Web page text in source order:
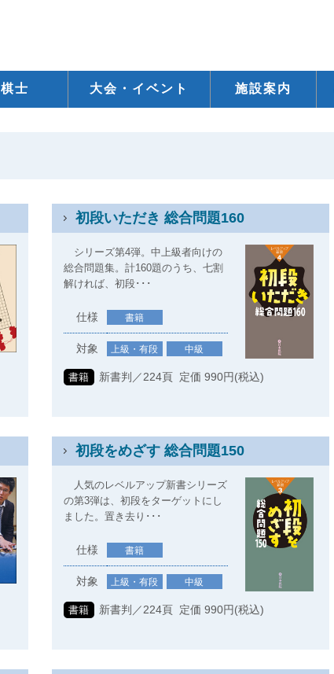
棋士 大会・イベント 施設案内
初段いただき 総合問題160
シリーズ第4弾。中上級者向けの
総合問題集。計160題のうち、七割
解ければ、初段･･･
仕様 書籍
対象 上級・有段 中級
書籍 新書判／224頁 定価 990円(税込)
初段をめざす 総合問題150
人気のレベルアップ新書シリーズ
の第3弾は、初段をターゲットにし
ました。置き去り･･･
仕様 書籍
対象 上級・有段 中級
書籍 新書判／224頁 定価 990円(税込)